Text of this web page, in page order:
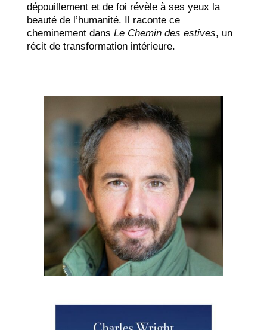
dépouillement et de foi révèle à ses yeux la
beauté de l’humanité. Il raconte ce
cheminement dans Le Chemin des estives, un
récit de transformation intérieure.